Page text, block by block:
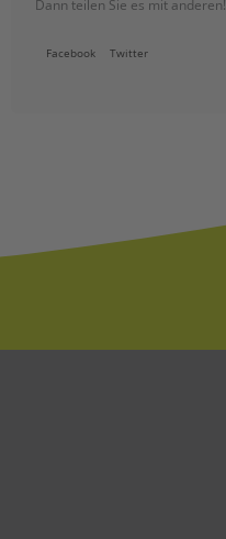
Dann teilen Sie es mit anderen!
Facebook Twitter